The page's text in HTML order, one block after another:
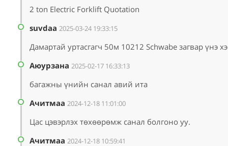
2 ton Electric Forklift Quotation
suvdaa 2025-03-24 19:33:15
Дамартай уртасгагч 50м 10212 Schwabe загвар үнэ
Аюурзана 2025-02-17 16:33:13
багажны үнийн санал авий ита
Ачитмаа 2024-12-18 11:01:00
Цас цэвэрлэх төхөөрөмж санал болгоно уу.
Ачитмаа 2024-12-18 10:59:41